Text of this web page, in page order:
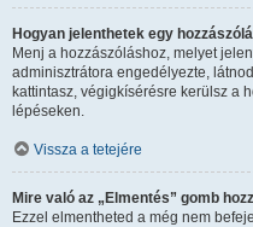
Hogyan jelenthetek egy
Menj a hozzászóláshoz, melyet
adminisztrátora engedélyezte,
kattintasz, végigkísérésre kerülsz a
lépéseken.
Vissza a tetejére
Mire való az „Elmentés” gomb
Ezzel elmentheted a még nem